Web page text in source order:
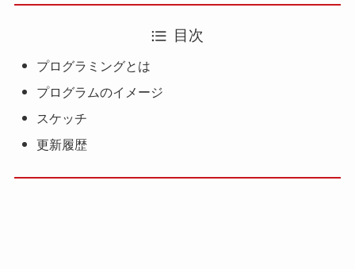
目次
プログラミングとは
プログラムのイメージ
スケッチ
更新履歴